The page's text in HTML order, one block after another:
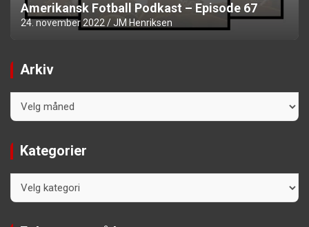
Amerikansk Fotball Podkast – Episode 67
24. november 2022 JM Henriksen
Arkiv
Kategorier